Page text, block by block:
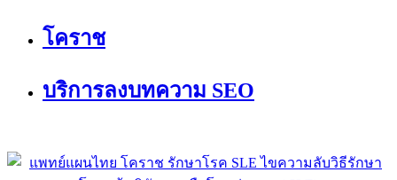
โคราช
บริการลงบทความ SEO